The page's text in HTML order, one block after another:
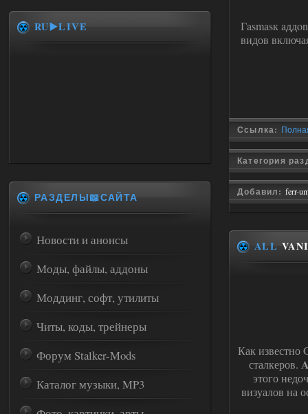
Гasmasк
видов
Ссылка:
Категория
Добавил: ferr-
ALL
Как известно
сталкеров.
этого
визуалов на
RU▶️LIVE
РАЗДЕЛЫ📖САЙТА
Новости и анонсы
Моды, файлы, аддоны
Моддинг, софт, утилиты
Читы, коды, трейнеры
Форум Stalker-Mods
Каталог музыки, MP3